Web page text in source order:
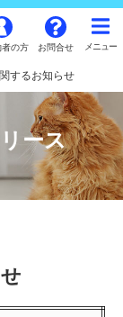
者の方 お問合せ
するお知らせ
ース